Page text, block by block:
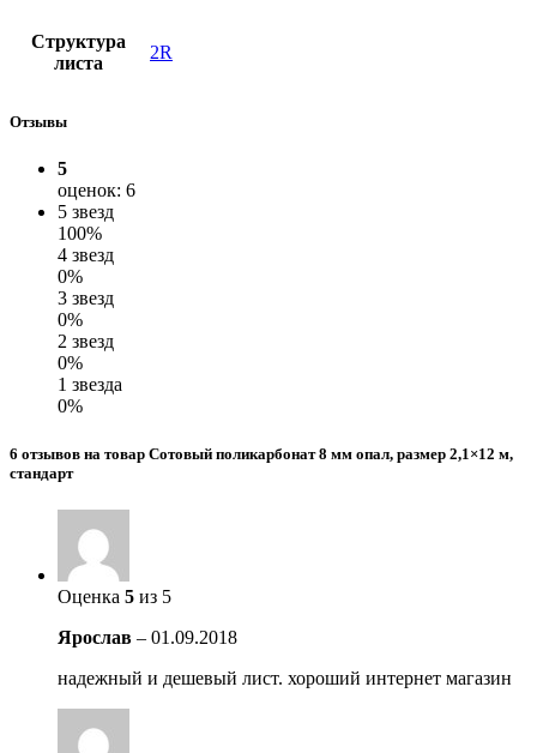
Структура
листа
2R
Отзывы
5
оценок: 6
5 звезд
100%
4 звезд
0%
3 звезд
0%
2 звезд
0%
1 звезда
0%
6 отзывов на товар Сотовый поликарбонат 8 мм опал, размер 2,1×12 м,
стандарт
Оценка 5 из 5
Ярослав – 01.09.2018
надежный и дешевый лист. хороший интернет магазин